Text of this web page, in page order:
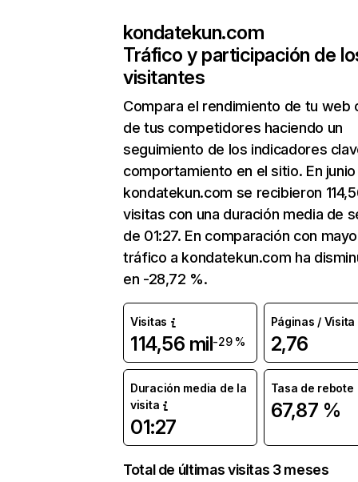
kondatekun.com
Tráfico y participación de
visitantes
Compara el rendimiento de tu web
de tus competidores haciendo un
seguimiento de los indicadores
comportamiento en el sitio. En junio
kondatekun.com se recibieron
visitas con una duración media de
de 01:27. En comparación con
tráfico a kondatekun.com ha
en -28,72 %.
Visitas
114,56 mil-29 %
Páginas / Visita
2,76
Duración media de la
visita
01:27
Tasa de rebote
67,87 %
Total de últimas visitas 3 meses